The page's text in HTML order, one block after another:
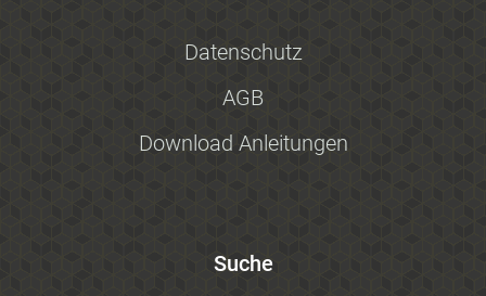
Datenschutz
AGB
Download Anleitungen
Suche